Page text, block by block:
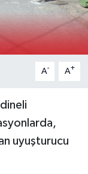
A- A+
uyuşturucu